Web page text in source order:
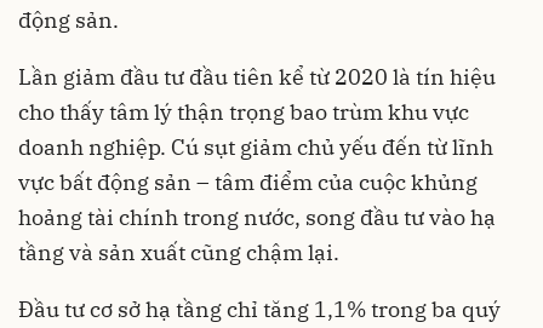
động sản.
Lần giảm đầu tư đầu tiên kể từ 2020 là tín hiệu
cho thấy tâm lý thận trọng bao trùm khu vực
doanh nghiệp. Cú sụt giảm chủ yếu đến từ lĩnh
vực bất động sản – tâm điểm của cuộc khủng
hoảng tài chính trong nước, song đầu tư vào hạ
tầng và sản xuất cũng chậm lại.
Đầu tư cơ sở hạ tầng chỉ tăng 1,1% trong ba quý